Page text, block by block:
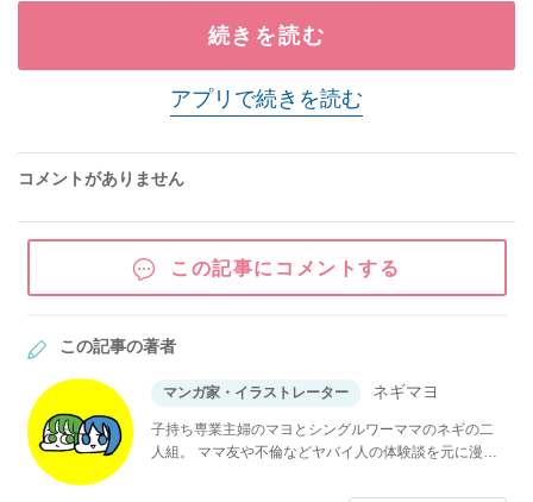
続きを読む
アプリで続きを読む
コメントがありません
この記事にコメントする
この記事の著者
マンガ家・イラストレーター ネギマヨ
子持ち専業主婦のマヨとシングルワーママのネギの二
人組。 ママ友や不倫などヤバイ人の体験談を元に漫画